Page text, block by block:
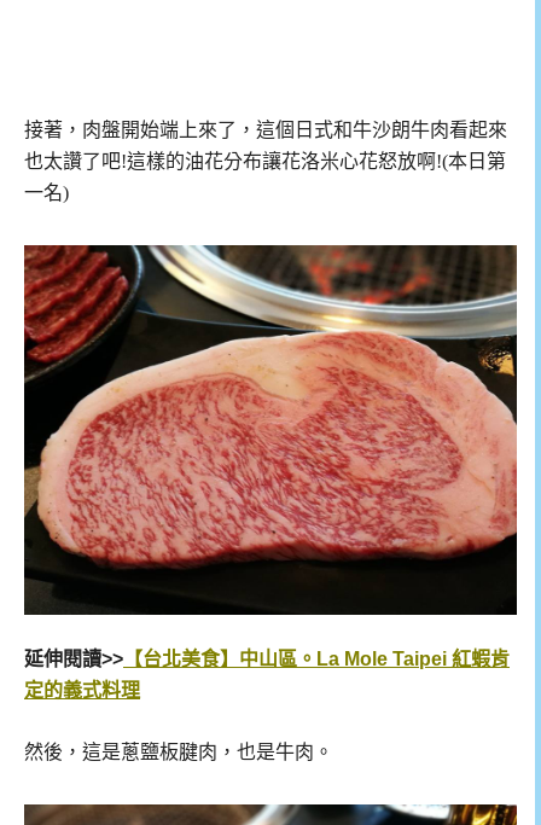
接著，肉盤開始端上來了，這個日式和牛沙朗牛肉看起來
也太讚了吧!這樣的油花分布讓花洛米心花怒放啊!(本日第
一名)
延伸閱讀>> 【台北美食】中山區。La Mole Taipei 紅蝦肯
定的義式料理
然後，這是蔥鹽板腱肉，也是牛肉。